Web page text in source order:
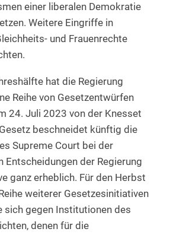
einer liberalen Demokratie
Weitere Eingriffe in
und Frauenrechte
hat die Regierung
Reihe von Gesetzentwürfen
24. Juli 2023 von der Knesset
beschneidet künftig die
Supreme Court bei der
Entscheidungen der Regierung
ganz erheblich. Für den Herbst
weiterer Gesetzesinitiativen
sich gegen Institutionen des
denen für die